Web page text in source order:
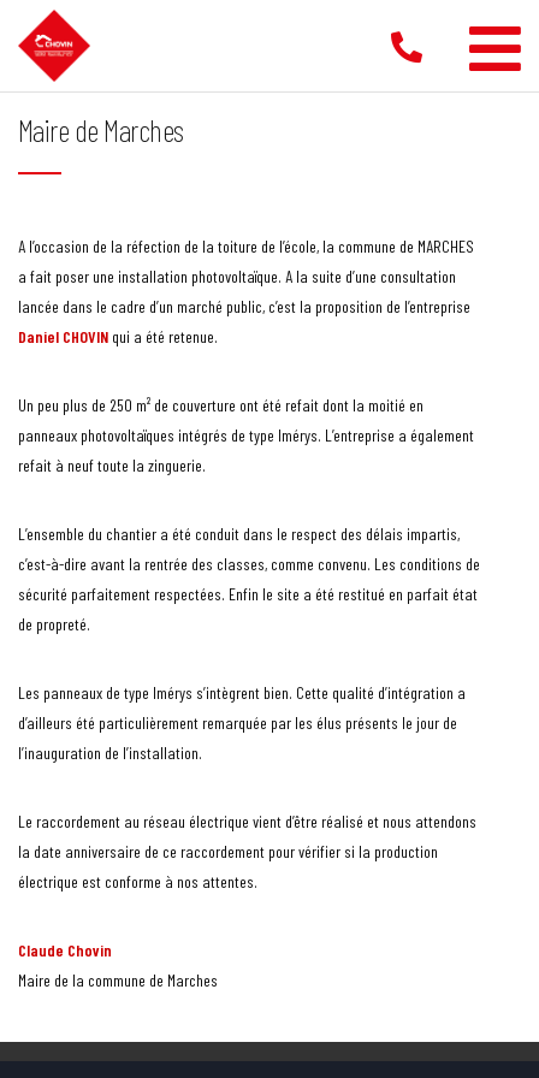
contenu
Maire de Marches
A l’occasion de la réfection de la toiture de l’école, la commune de MARCHES
a fait poser une installation photovoltaïque. A la suite d’une consultation
lancée dans le cadre d’un marché public, c’est la proposition de l’entreprise
Daniel CHOVIN qui a été retenue.
Un peu plus de 250 m² de couverture ont été refait dont la moitié en
panneaux photovoltaïques intégrés de type Imérys. L’entreprise a également
refait à neuf toute la zinguerie.
L’ensemble du chantier a été conduit dans le respect des délais impartis,
c’est-à-dire avant la rentrée des classes, comme convenu. Les conditions de
sécurité parfaitement respectées. Enfin le site a été restitué en parfait état
de propreté.
Les panneaux de type Imérys s’intègrent bien. Cette qualité d’intégration a
d’ailleurs été particulièrement remarquée par les élus présents le jour de
l’inauguration de l’installation.
Le raccordement au réseau électrique vient d’être réalisé et nous attendons
la date anniversaire de ce raccordement pour vérifier si la production
électrique est conforme à nos attentes.
Claude Chovin
Maire de la commune de Marches